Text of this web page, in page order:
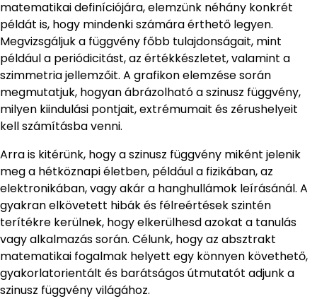
matematikai definíciójára, elemzünk néhány konkrét
példát is, hogy mindenki számára érthető legyen.
Megvizsgáljuk a függvény főbb tulajdonságait, mint
például a periódicitást, az értékkészletet, valamint a
szimmetria jellemzőit. A grafikon elemzése során
megmutatjuk, hogyan ábrázolható a szinusz függvény,
milyen kiindulási pontjait, extrémumait és zérushelyeit
kell számításba venni.
Arra is kitérünk, hogy a szinusz függvény miként jelenik
meg a hétköznapi életben, például a fizikában, az
elektronikában, vagy akár a hanghullámok leírásánál. A
gyakran elkövetett hibák és félreértések szintén
terítékre kerülnek, hogy elkerülhesd azokat a tanulás
vagy alkalmazás során. Célunk, hogy az absztrakt
matematikai fogalmak helyett egy könnyen követhető,
gyakorlatorientált és barátságos útmutatót adjunk a
szinusz függvény világához.